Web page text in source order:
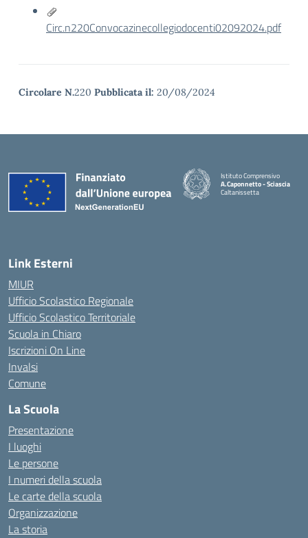
Circ.n220Convocazinecollegiodocenti02092024.pdf
Circolare N.220 Pubblicata il: 20/08/2024
Istituto Comprensivo
A.Caponnetto - Sciascia
Caltanissetta
Link Esterni
MIUR
Ufficio Scolastico Regionale
Ufficio Scolastico Territoriale
Scuola in Chiaro
Iscrizioni On Line
Invalsi
Comune
La Scuola
Presentazione
I luoghi
Le persone
I numeri della scuola
Le carte della scuola
Organizzazione
La storia